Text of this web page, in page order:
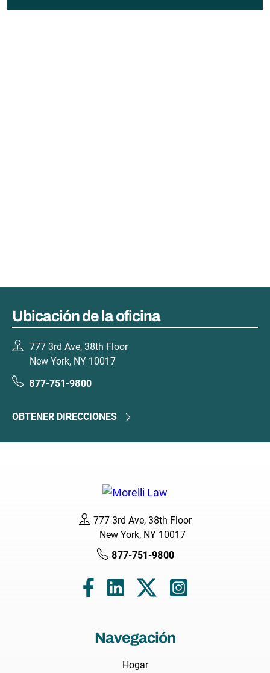
Ubicación de la oficina
777 3rd Ave, 38th Floor
New York, NY 10017
877-751-9800
OBTENER DIRECCIONES
777 3rd Ave, 38th Floor
New York, NY 10017
877-751-9800
Navegación
Hogar